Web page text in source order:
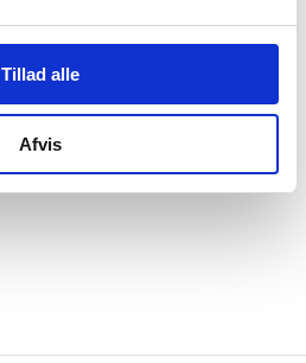
Tillad alle
Afvis